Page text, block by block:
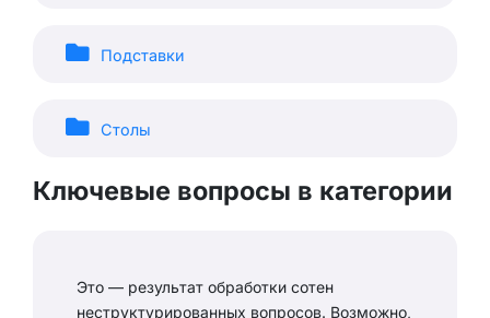
Подставки
Столы
Ключевые вопросы в категории
Это — результат обработки сотен
неструктурированных вопросов. Возможно,